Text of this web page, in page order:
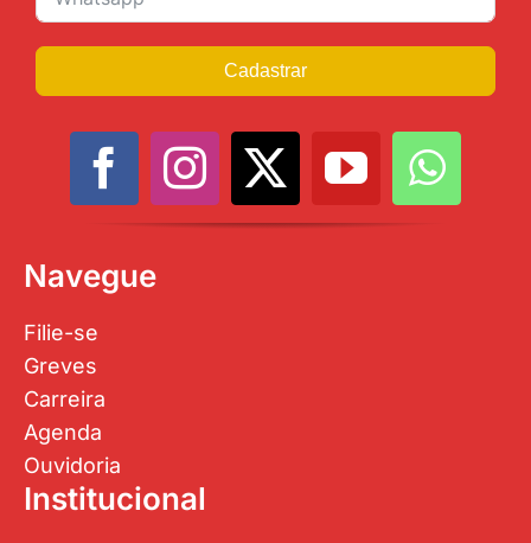
Cadastrar
Navegue
Filie-se
Greves
Carreira
Agenda
Ouvidoria
Institucional